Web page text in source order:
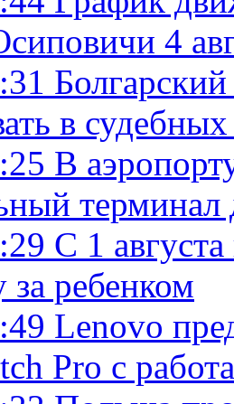
4
в
В
терминал
С 1
за ребенком
Lenovo
Pro с